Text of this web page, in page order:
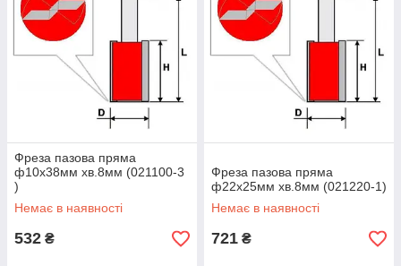
Фреза пазова пряма
ф10х38мм хв.8мм (021100-3
)
Немає в наявності
532 ₴
Фреза пазова пряма
ф22х25мм хв.8мм (021220-1)
Немає в наявності
721 ₴